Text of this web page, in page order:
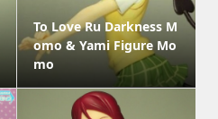
To Love Ru Darkness M
omo & Yami Figure Mo
mo